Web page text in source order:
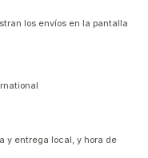
los envíos en la pantalla
y entrega local, y hora de